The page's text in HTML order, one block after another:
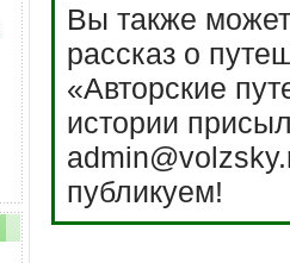
Вы также
рассказ о
«Авторские
истории
публикуем!